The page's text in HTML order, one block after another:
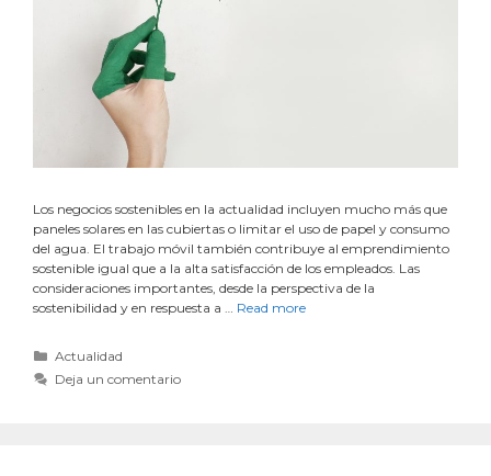
Los negocios sostenibles en la actualidad incluyen mucho más que
paneles solares en las cubiertas o limitar el uso de papel y consumo
del agua. El trabajo móvil también contribuye al emprendimiento
sostenible igual que a la alta satisfacción de los empleados. Las
consideraciones importantes, desde la perspectiva de la
sostenibilidad y en respuesta a … Read more
Actualidad
Deja un comentario